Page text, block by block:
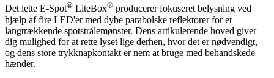
Det lette E-Spot® LiteBox® producerer fokuseret belysning ved
hjælp af fire LED'er med dybe parabolske reflektorer for et
langtrækkende spotstrålemønster. Dens artikulerende hoved giver
dig mulighed for at rette lyset lige derhen, hvor det er nødvendigt,
og dens store trykknapkontakt er nem at bruge med behandskede
hænder.